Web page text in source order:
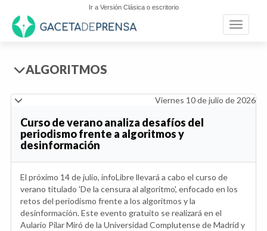
Ir a Versión Clásica o escritorio
Toggle
ALGORITMOS
Viernes 10 de julio de 2026
Curso de verano analiza desafíos del
periodismo frente a algoritmos y
desinformación
El próximo 14 de julio, infoLibre llevará a cabo el curso de
verano titulado 'De la censura al algoritmo', enfocado en los
retos del periodismo frente a los algoritmos y la
desinformación. Este evento gratuito se realizará en el
Aulario Pilar Miró de la Universidad Complutense de Madrid y